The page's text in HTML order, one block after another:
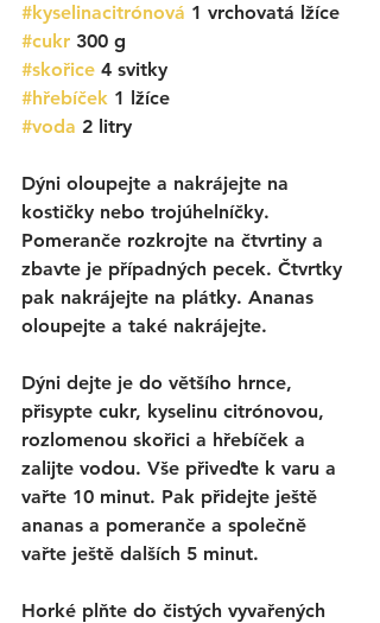
#kyselinacitrónová 1 vrchovatá lžíce
#cukr 300 g
#skořice 4 svitky
#hřebíček 1 lžíce
#voda 2 litry
Dýni oloupejte a nakrájejte na
kostičky nebo trojúhelníčky.
Pomeranče rozkrojte na čtvrtiny a
zbavte je případných pecek. Čtvrtky
pak nakrájejte na plátky. Ananas
oloupejte a také nakrájejte.
Dýni dejte je do většího hrnce,
přisypte cukr, kyselinu citrónovou,
rozlomenou skořici a hřebíček a
zalijte vodou. Vše přiveďte k varu a
vařte 10 minut. Pak přidejte ještě
ananas a pomeranče a společně
vařte ještě dalších 5 minut.
Horké plňte do čistých vyvařených